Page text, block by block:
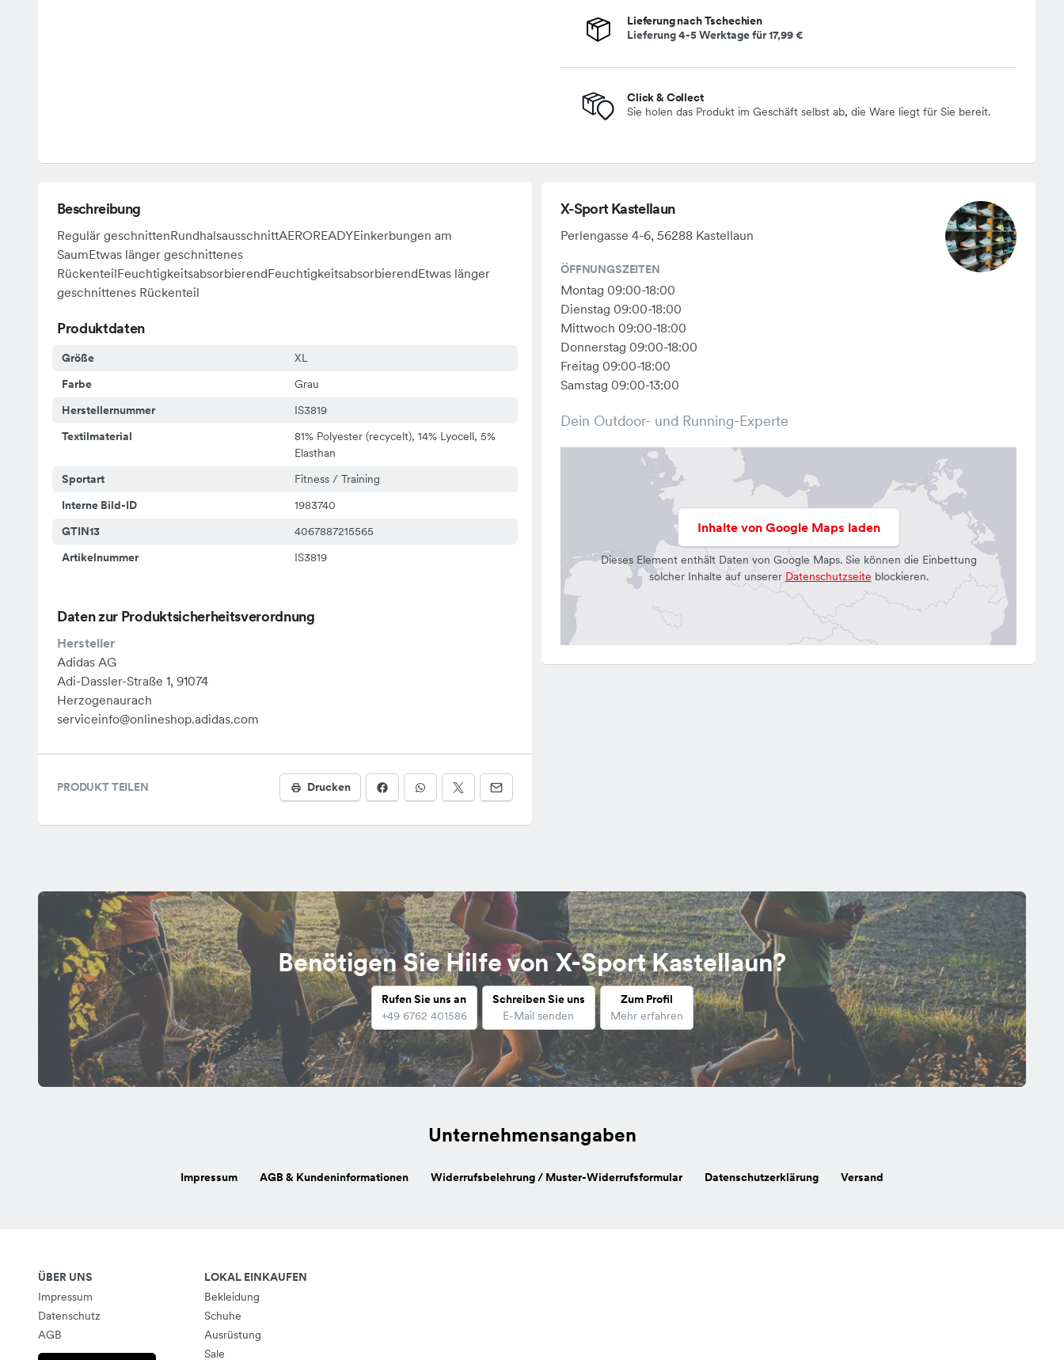
Lieferung nach Tschechien
Lieferung 4-5 Werktage für17,99 €
Click & Collect
Sie holen das Produkt im Geschäft selbst ab, die Ware liegt für Sie bereit.
Beschreibung
Regulär geschnittenRundhalsausschnittAEROREADYEinkerbungen am
SaumEtwas länger geschnittenes
RückenteilFeuchtigkeitsabsorbierendFeuchtigkeitsabsorbierendEtwas länger
geschnittenes Rückenteil
Produktdaten
Größe
XL
Farbe
Grau
Herstellernummer
IS3819
Textilmaterial
81% Polyester (recycelt), 14% Lyocell, 5%
Elasthan
Sportart
Fitness / Training
Interne Bild-ID
1983740
GTIN13
4067887215565
Artikelnummer
IS3819
Daten zur Produktsicherheitsverordnung
Hersteller
Adidas AG
Adi-Dassler-Straße 1, 91074
Herzogenaurach
serviceinfo@onlineshop.adidas.com
PRODUKT TEILEN Drucken
X-Sport Kastellaun
Perlengasse 4-6, 56288 Kastellaun
ÖFFNUNGSZEITEN
Montag 09:00-18:00
Dienstag 09:00-18:00
Mittwoch 09:00-18:00
Donnerstag 09:00-18:00
Freitag 09:00-18:00
Samstag 09:00-13:00
Dein Outdoor- und Running-Experte
Inhalte von Google Maps laden
Dieses Element enthält Daten von Google Maps. Sie können die Einbettung
solcher Inhalte auf unserer Datenschutzseite blockieren.
Benötigen Sie Hilfe von X-Sport Kastellaun?
Rufen Sie uns an
+49 6762 401586
Schreiben Sie uns
E-Mail senden
Zum Profil
Mehr erfahren
Unternehmensangaben
Impressum AGB & Kundeninformationen Widerrufsbelehrung / Muster-Widerrufsformular Datenschutzerklärung Versand
ÜBER UNS
Impressum
Datenschutz
AGB
LOKAL EINKAUFEN
Bekleidung
Schuhe
Ausrüstung
Sale